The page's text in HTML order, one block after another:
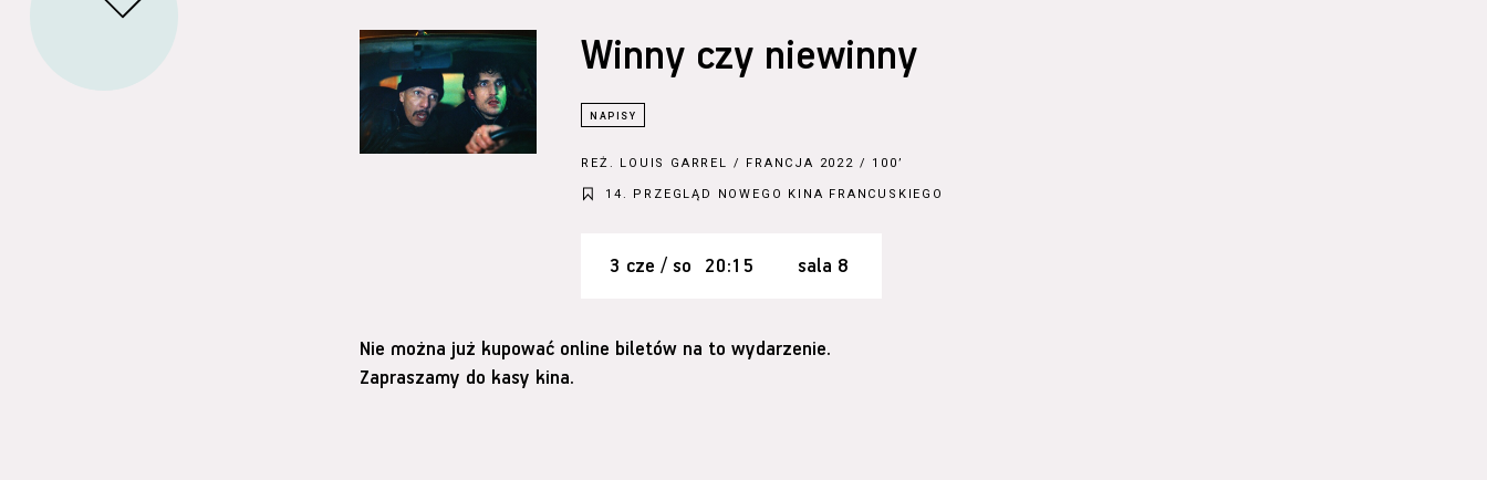
Winny czy niewinny
REŻ. LOUIS GARREL / FRANCJA 2022 / 100’
14. PRZEGLĄD NOWEGO KINA FRANCUSKIEGO
3 cze / so 20:15 sala 8
Nie można już kupować online biletów na to wydarzenie.
Zapraszamy do kasy kina.